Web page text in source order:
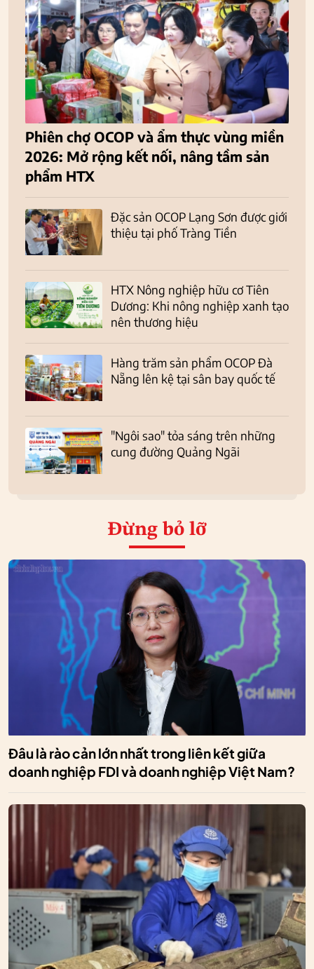
Phiên chợ OCOP và ẩm thực vùng miền
2026: Mở rộng kết nối, nâng tầm sản
phẩm HTX
Đặc sản OCOP Lạng Sơn được giới
thiệu tại phố Tràng Tiền
HTX Nông nghiệp hữu cơ Tiên
Dương: Khi nông nghiệp xanh tạo
nên thương hiệu
Hàng trăm sản phẩm OCOP Đà
Nẵng lên kệ tại sân bay quốc tế
"Ngôi sao" tỏa sáng trên những
cung đường Quảng Ngãi
Đừng bỏ lỡ
Đâu là rào cản lớn nhất trong liên kết giữa
doanh nghiệp FDI và doanh nghiệp Việt Nam?